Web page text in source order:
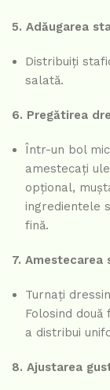
5. Adăugarea
Distribuiți
salată.
6. Pregătirea
Într-un bol
amestecați
opțional,
ingredientele
fină.
7. Amestecarea
Turnați
Folosind
a distribui
8. Ajustarea